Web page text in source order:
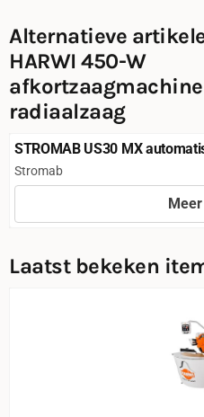
Alternatieve
HARWI 450-W
afkortzaagmachine
radiaalzaag
STROMAB US30 MX
mm
Merk:
Stromab
Laatst bekeken